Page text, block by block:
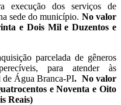
execução dos serviços de
sede do município. No valor
e Dois Mil e Duzentos e
parcelada de gêneros
para atender às
de Água Branca-PI. No valor
e Noventa e Oito
Reais)